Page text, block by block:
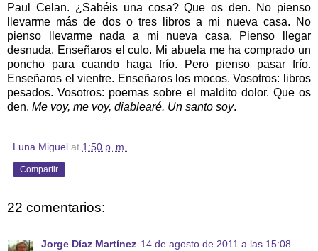
Paul Celan. ¿Sabéis una cosa? Que os den. No pienso
llevarme más de dos o tres libros a mi nueva casa. No
pienso llevarme nada a mi nueva casa. Pienso llegar
desnuda. Enseñaros el culo. Mi abuela me ha comprado un
poncho para cuando haga frío. Pero pienso pasar frío.
Enseñaros el vientre. Enseñaros los mocos. Vosotros: libros
pesados. Vosotros: poemas sobre el maldito dolor. Que os
den. Me voy, me voy, diablearé. Un santo soy.
Luna Miguel at 1:50 p. m.
Compartir
22 comentarios:
Jorge Díaz Martínez 14 de agosto de 2011 a las 15:08